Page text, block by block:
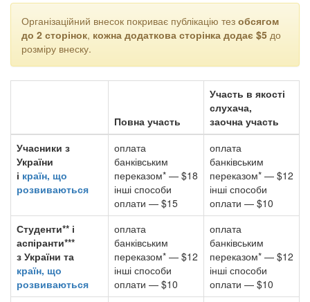
Організаційний внесок покриває публікацію тез обсягом
до 2 сторінок, кожна додаткова сторінка додає $5 до
розміру внеску.
Повна участь
Участь в якості
слухача,
заочна участь
Учасники з
України
і країн, що
розвиваються
оплата
банківським
переказом* — $18
інші способи
оплати — $15
оплата
банківським
переказом* — $12
інші способи
оплати — $10
Студенти** і
аспіранти***
з України та
країн, що
розвиваються
оплата
банківським
переказом* — $12
інші способи
оплати — $10
оплата
банківським
переказом* — $12
інші способи
оплати — $10